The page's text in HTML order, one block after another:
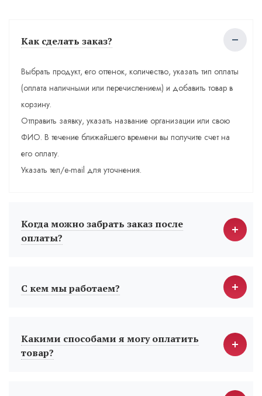
Как сделать заказ?
Выбрать продукт, его оттенок, количество, указать тип оплаты
(оплата наличными или перечислением) и добавить товар в
корзину.
Отправить заявку, указать название организации или свою
ФИО. В течение ближайшего времени вы получите счет на
его оплату.
Указать тел/e-mail для уточнения.
Когда можно забрать заказ после
оплаты?
С кем мы работаем?
Какими способами я могу оплатить
товар?